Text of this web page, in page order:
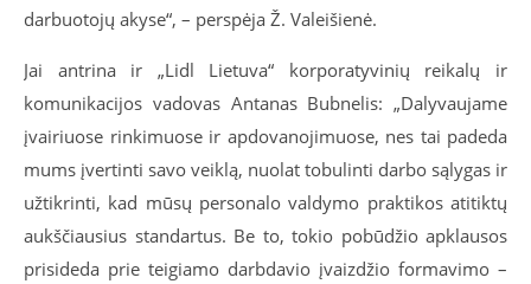
darbuotojų akyse“, – perspėja Ž. Valeišienė.
Jai antrina ir „Lidl Lietuva“ korporatyvinių reikalų ir
komunikacijos vadovas Antanas Bubnelis: „Dalyvaujame
įvairiuose rinkimuose ir apdovanojimuose, nes tai padeda
mums įvertinti savo veiklą, nuolat tobulinti darbo sąlygas ir
užtikrinti, kad mūsų personalo valdymo praktikos atitiktų
aukščiausius standartus. Be to, tokio pobūdžio apklausos
prisideda prie teigiamo darbdavio įvaizdžio formavimo –